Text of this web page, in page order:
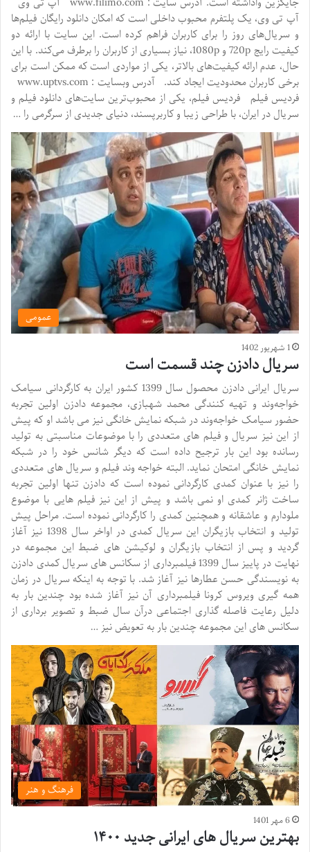
آپ تی وی، یک پلتفرم محبوب داخلی است که امکان دانلود رایگان فیلم‌ها
و سریال‌های روز را برای کاربران فراهم کرده است. این سایت با ارائه دو
کیفیت رایج 720p و 1080p، نیاز بسیاری از کاربران را برطرف می‌کند. با این
حال، عدم ارائه کیفیت‌های بالاتر، یکی از مواردی است که ممکن است برای
برخی کاربران محدودیت ایجاد کند. آدرس وبسایت : www.uptvs.com
فردیس فیلم فردیس فیلم، یکی از محبوب‌ترین سایت‌های دانلود فیلم و
سریال در ایران، با طراحی زیبا و کاربرپسند، دنیای جدیدی از سرگرمی را …
عمومی
1 شهریور 1402
سریال دادزن چند قسمت است
سریال ایرانی دادزن محصول سال 1399 کشور ایران به کارگردانی سیامک
خواجه‌وند و تهیه کنندگی محمد شهبازی، مجموعه دادزن اولین تجربه
حضور سیامک خواجه‌وند در شبکه نمایش خانگی نیز می باشد او که پیش
از این نیز سریال و فیلم های متعددی را با موضوعات مناسبتی به تولید
رسانده بود این بار ترجیح داده است که دیگر شانس خود را در شبکه
نمایش خانگی امتحان نماید. البته خواجه وند فیلم و سریال های متعددی
را نیز با عنوان کمدی کارگردانی نموده است که دادزن تنها اولین تجربه
ساخت ژانر کمدی او نمی باشد و پیش از این نیز فیلم هایی با موضوع
ملودارم و عاشقانه و همچنین کمدی را کارگردانی نموده است. مراحل پیش
تولید و انتخاب بازیگران این سریال کمدی در اواخر سال 1398 نیز آغاز
گردید و پس از انتخاب بازیگران و لوکیشن های ضبط این مجموعه در
نهایت در پاییز سال 1399 فیلمبرداری از سکانس های سریال کمدی دادزن
به نویسندگی حسن عطارها نیز آغاز شد. با توجه به اینکه سریال در زمان
همه گیری ویروس کرونا فیلمبرداری آن نیز آغاز شده بود چندین بار به
دلیل رعایت فاصله گذاری اجتماعی درآن سال ضبط و تصویر برداری از
سکانس های این مجموعه چندین بار به تعویض نیز …
فرهنگ و هنر
6 مهر 1401
بهترین سریال های ایرانی جدید ۱۴۰۰